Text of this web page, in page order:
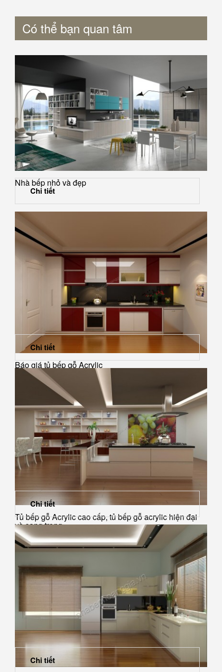
Có thể bạn quan tâm
Nhà bếp nhỏ và đẹp
Chi tiết
Báo giá tủ bếp gỗ Acrylic
Chi tiết
Tủ bếp gỗ Acrylic cao cấp, tủ bếp gỗ acrylic hiện đại
và sang trọng
Chi tiết
Chi tiết